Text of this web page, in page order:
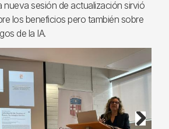
nueva sesión de actualización sirvió
los beneficios pero también sobre
de la IA.